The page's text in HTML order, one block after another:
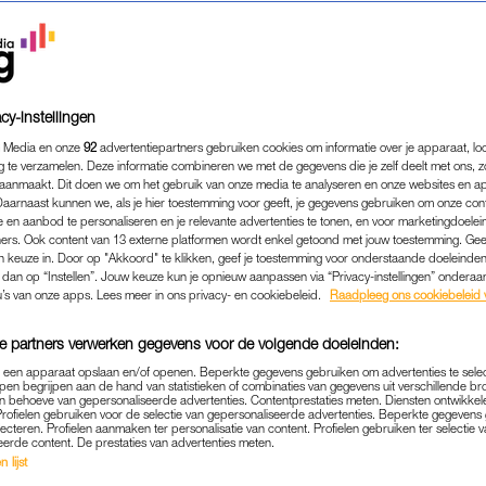
OP JE BUCKETLIST
PERSOONLIJK LINDA.
21-06-2019 | MAUD MAARSSEN
hoofdstad van Japan, maakt misschien niet direct
zien van déze foto’s denk je daar wellicht anders
instellingen
en onze 92 advertentiepartners gebruiken cookies om informatie over je apparaat,
te verzamelen. Deze informatie combineren we met de gegevens die je zelf deelt met ons,
Dit doen we om het gebruik van onze media te analyseren en onze websites en
kunnen we, als je hier toestemming voor geeft, je gegevens gebruiken om onze
en aanbod te personaliseren en je relevante advertenties te tonen, en voor
Ook content van 13 externe platformen wordt enkel getoond met jouw toestemming.
keuze in. Door op "Akkoord" te klikken, geef je toestemming voor onderstaande
op “Instellen”. Jouw keuze kun je opnieuw aanpassen via “Privacy-instellingen”
van onze apps. Lees meer in ons privacy- en cookiebeleid.
Raadpleeg ons cookiebeleid
partners verwerken gegevens voor de volgende doeleinden:
apparaat opslaan en/of openen. Beperkte gegevens gebruiken om advertenties te
begrijpen aan de hand van statistieken of combinaties van gegevens uit verschillende
behoeve van gepersonaliseerde advertenties. Contentprestaties meten. Diensten
gebruiken voor de selectie van gepersonaliseerde advertenties. Beperkte
Profielen aanmaken ter personalisatie van content. Profielen gebruiken ter selectie
content. De prestaties van advertenties meten.
lijst